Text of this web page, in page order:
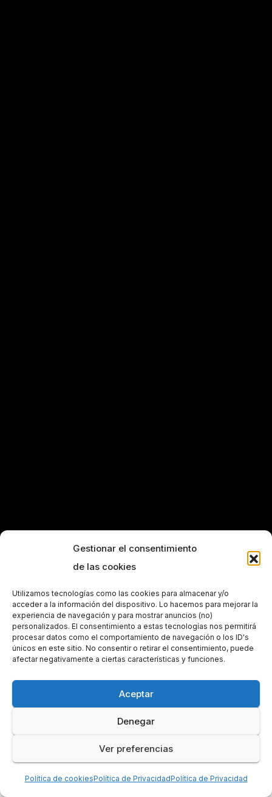
Gestionar el consentimiento
de las cookies
Utilizamos tecnologías como las cookies para almacenar y/o
acceder a la información del dispositivo. Lo hacemos para mejorar la
experiencia de navegación y para mostrar anuncios (no)
personalizados. El consentimiento a estas tecnologías nos permitirá
procesar datos como el comportamiento de navegación o los ID's
únicos en este sitio. No consentir o retirar el consentimiento, puede
afectar negativamente a ciertas características y funciones.
Aceptar
Denegar
Ver preferencias
Política de cookiesPolítica de PrivacidadPolítica de Privacidad